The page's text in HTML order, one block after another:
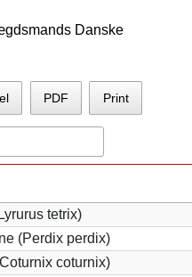
Danske
PDF Print
tetrix)
(Perdix perdix)
coturnix)